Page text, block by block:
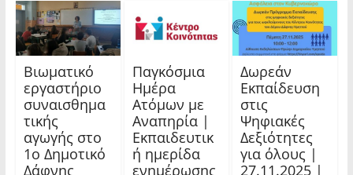
Βιωματικό
εργαστήριο
συναισθημα
τικής
αγωγής στο
1ο Δημοτικό
Δάφνης
Παγκόσμια
Ημέρα
Ατόμων με
Αναπηρία |
Εκπαιδευτικ
ή ημερίδα
ενημέρωσης
Δωρεάν
Εκπαίδευση
στις
Ψηφιακές
Δεξιότητες
για όλους |
27.11.2025 |